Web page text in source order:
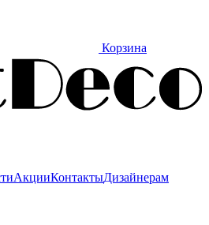
Корзина
АкцииКонтактыДизайнерам